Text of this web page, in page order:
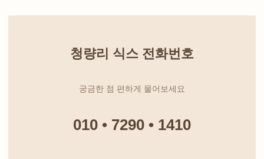
청량리 식스 전화번호
궁금한 점 편하게 물어보세요
010 • 7290 • 1410